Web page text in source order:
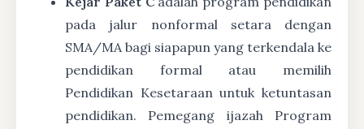
pada jalur nonformal setara dengan
SMA/MA bagi siapapun yang terkendala ke
pendidikan formal atau memilih
Pendidikan Kesetaraan untuk ketuntasan
pendidikan. Pemegang ijazah Program